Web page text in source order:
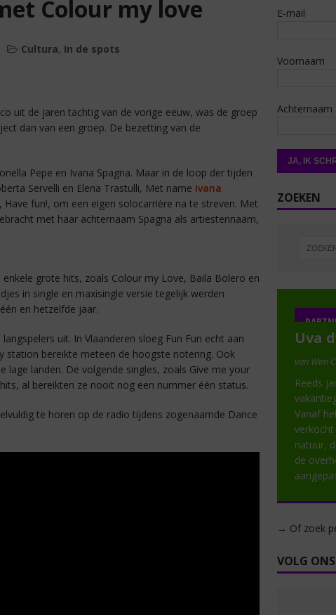
Colour my love
Cultura, In de spots
uit de jaren tachtig van de vorige eeuw, was de groep
dan van een groep. De bezetting van de
Pepe en Ivana Spagna. Maar in de loop der tijden
Servelli en Elena Trastulli, Met name Ivana
fun!, om een eigen solocarrière na te streven. Met
met haar achternaam Spagna als artiestennaam,
grote hits, zoals Colour my Love, Baila Bolero en
in single en maxisingle versie tegelijk werden
en hetzelfde jaar.
uit. In Vlaanderen sloeg Fun Fun echt aan
station bereikte meteen de hoogste notering. Ook
landen. De volgende singles, zoals Give me your
al bereikten ze nooit nog een nummer één status.
te horen op de radio tijdens zogenaamde Dance
E-mail
Voornaam
Achternaam
ZOEKEN
Uva
van Wim
Reeds
Vanaf
natuur,
de
→ Of zoek
VOLG